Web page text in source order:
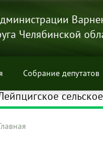
Челябинской
Собрание депутатов